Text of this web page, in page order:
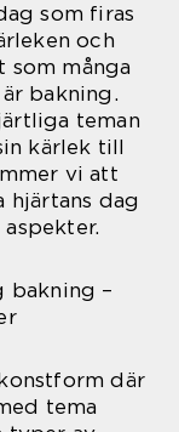
som firas
och
många
bakning.
teman
kärlek till
vi att
hjärtans dag
bakning –
där
tema